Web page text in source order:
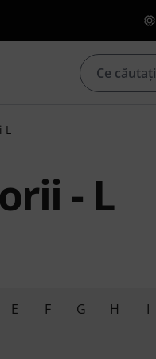
L
- L
E F G H I